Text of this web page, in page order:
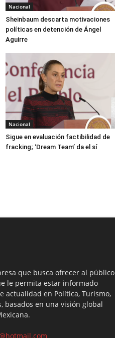
Nacional
Sheinbaum descarta motivaciones
políticas en detención de Ángel
Aguirre
Nacional
Sigue en evaluación factibilidad de
fracking; ‘Dream Team’ da el sí
que busca ofrecer al público
le permita estar informado
actualidad en Política, Turismo,
basados en una visión global